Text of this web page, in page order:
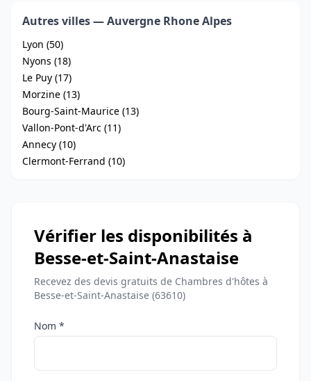
Autres villes — Auvergne Rhone Alpes
Lyon (50)
Nyons (18)
Le Puy (17)
Morzine (13)
Bourg-Saint-Maurice (13)
Vallon-Pont-d'Arc (11)
Annecy (10)
Clermont-Ferrand (10)
Vérifier les disponibilités à
Besse-et-Saint-Anastaise
Recevez des devis gratuits de Chambres d'hôtes à
Besse-et-Saint-Anastaise (63610)
Nom *